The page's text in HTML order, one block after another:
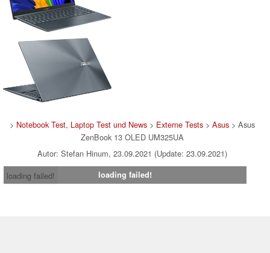
> Notebook Test, Laptop Test und News> Externe Tests> Asus> Asus
ZenBook 13 OLED UM325UA
Autor: Stefan Hinum, 23.09.2021 (Update: 23.09.2021)
loading failed!
loading failed!